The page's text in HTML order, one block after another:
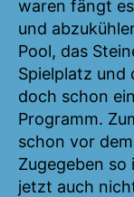
waren fängt
und
Pool, das
Spielplatz und
doch schon
Programm.
schon vor
Zugegeben
jetzt auch